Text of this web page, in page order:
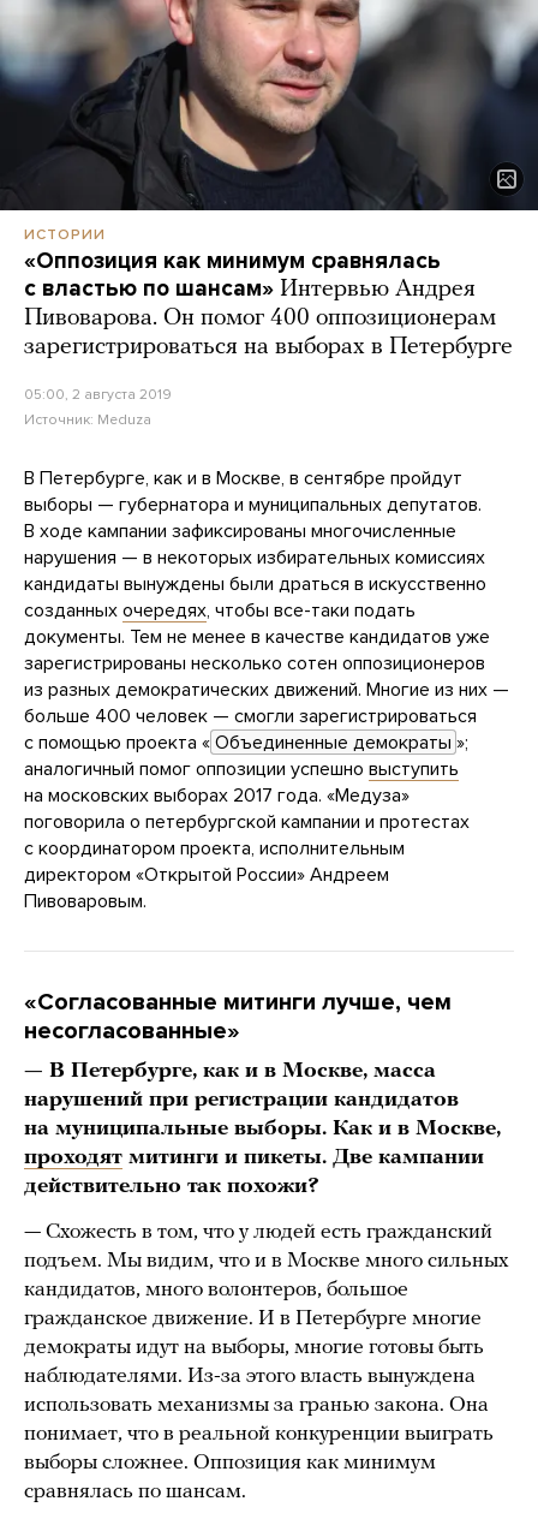
ИСТОРИИ
«Оппозиция как минимум сравнялась
с властью по шансам» Интервью Андрея
Пивоварова. Он помог 400 оппозиционерам
зарегистрироваться на выборах в Петербурге
05:00, 2 августа 2019
Источник: Meduza
В Петербурге, как и в Москве, в сентябре пройдут
выборы — губернатора и муниципальных депутатов.
В ходе кампании зафиксированы многочисленные
нарушения — в некоторых избирательных комиссиях
кандидаты вынуждены были драться в искусственно
созданных очередях, чтобы все-таки подать
документы. Тем не менее в качестве кандидатов уже
зарегистрированы несколько сотен оппозиционеров
из разных демократических движений. Многие из них —
больше 400 человек — смогли зарегистрироваться
с помощью проекта « Объединенные демократы »;
аналогичный помог оппозиции успешно выступить
на московских выборах 2017 года. «Медуза»
поговорила о петербургской кампании и протестах
с координатором проекта, исполнительным
директором «Открытой России» Андреем
Пивоваровым.
«Согласованные митинги лучше, чем
несогласованные»
— В Петербурге, как и в Москве, масса
нарушений при регистрации кандидатов
на муниципальные выборы. Как и в Москве,
проходят митинги и пикеты. Две кампании
действительно так похожи?
— Схожесть в том, что у людей есть гражданский
подъем. Мы видим, что и в Москве много сильных
кандидатов, много волонтеров, большое
гражданское движение. И в Петербурге многие
демократы идут на выборы, многие готовы быть
наблюдателями. Из-за этого власть вынуждена
использовать механизмы за гранью закона. Она
понимает, что в реальной конкуренции выиграть
выборы сложнее. Оппозиция как минимум
сравнялась по шансам.